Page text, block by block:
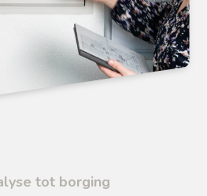
tot borging